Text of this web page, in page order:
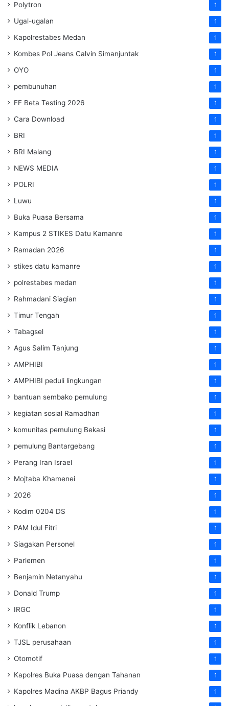
Polytron 1
Ugal-ugalan 1
Kapolrestabes Medan 1
Kombes Pol Jeans Calvin Simanjuntak 1
OYO 1
pembunuhan 1
FF Beta Testing 2026 1
Cara Download 1
BRI 1
BRI Malang 1
NEWS MEDIA 1
POLRI 1
Luwu 1
Buka Puasa Bersama 1
Kampus 2 STIKES Datu Kamanre 1
Ramadan 2026 1
stikes datu kamanre 1
polrestabes medan 1
Rahmadani Siagian 1
Timur Tengah 1
Tabagsel 1
Agus Salim Tanjung 1
AMPHIBI 1
AMPHIBI peduli lingkungan 1
bantuan sembako pemulung 1
kegiatan sosial Ramadhan 1
komunitas pemulung Bekasi 1
pemulung Bantargebang 1
Perang Iran Israel 1
Mojtaba Khamenei 1
2026 1
Kodim 0204 DS 1
PAM Idul Fitri 1
Siagakan Personel 1
Parlemen 1
Benjamin Netanyahu 1
Donald Trump 1
IRGC 1
Konflik Lebanon 1
TJSL perusahaan 1
Otomotif 1
Kapolres Buka Puasa dengan Tahanan 1
Kapolres Madina AKBP Bagus Priandy 1